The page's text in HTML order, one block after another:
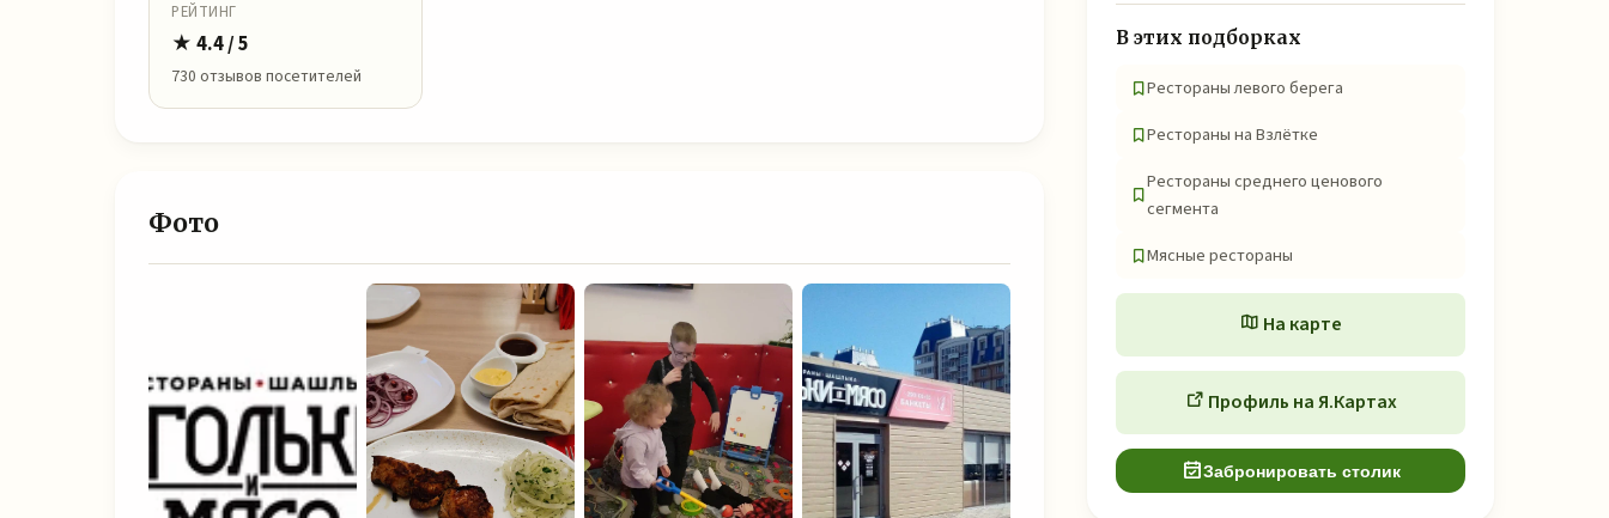
РЕЙТИНГ
★ 4.4 / 5
730 отзывов посетителей
Фото
В этих подборках
Рестораны левого берега
Рестораны на Взлётке
Рестораны среднего ценового
сегмента
Мясные рестораны
На карте
Профиль на Я.Картах
Забронировать столик